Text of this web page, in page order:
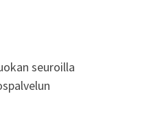
seuroilla